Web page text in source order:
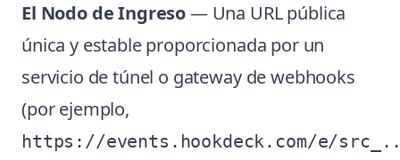
El Nodo de Ingreso— Una URL pública
única y estable proporcionada por un
servicio de túnel o gateway de webhooks
(por ejemplo,
https://events.hookdeck.com/e/